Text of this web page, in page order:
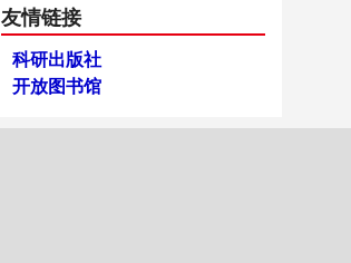
友情链接
科研出版社
开放图书馆